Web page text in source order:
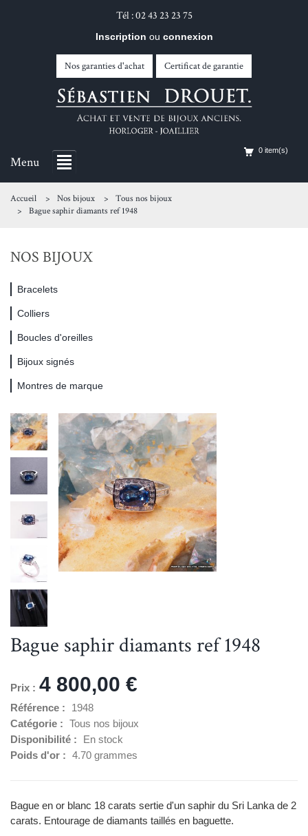
0 item(s)
Inscription ou connexion
Tél : 02 43 23 23 75
Nos garanties d'achat Certificat de garantie
Menu
Accueil Nos bijoux
Tous nos bijoux
Bague saphir diamants ref 1948
NOS BIJOUX
Bracelets
Colliers
Boucles d'oreilles
Bijoux signés
Montres de marque
Bague saphir diamants ref 1948
Prix : 4 800,00 €
Référence :
1948
Catégorie : Tous nos bijoux
Disponibilité :
En stock
Poids d'or : 4.70 grammes
Bague en or blanc 18 carats sertie d'un saphir du Sri Lanka de 2
carats. Entourage de diamants taillés en baguette.